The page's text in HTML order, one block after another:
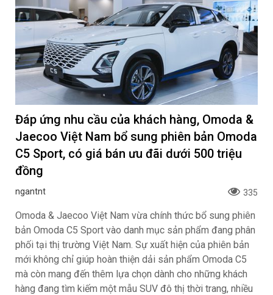
Đáp ứng nhu cầu của khách hàng, Omoda &
Jaecoo Việt Nam bổ sung phiên bản Omoda
C5 Sport, có giá bán ưu đãi dưới 500 triệu
đồng
ngantnt 335
Omoda & Jaecoo Việt Nam vừa chính thức bổ sung phiên
bản Omoda C5 Sport vào danh mục sản phẩm đang phân
phối tại thị trường Việt Nam. Sự xuất hiện của phiên bản
mới không chỉ giúp hoàn thiện dải sản phẩm Omoda C5
mà còn mang đến thêm lựa chọn dành cho những khách
hàng đang tìm kiếm một mẫu SUV đô thị thời trang, nhiều